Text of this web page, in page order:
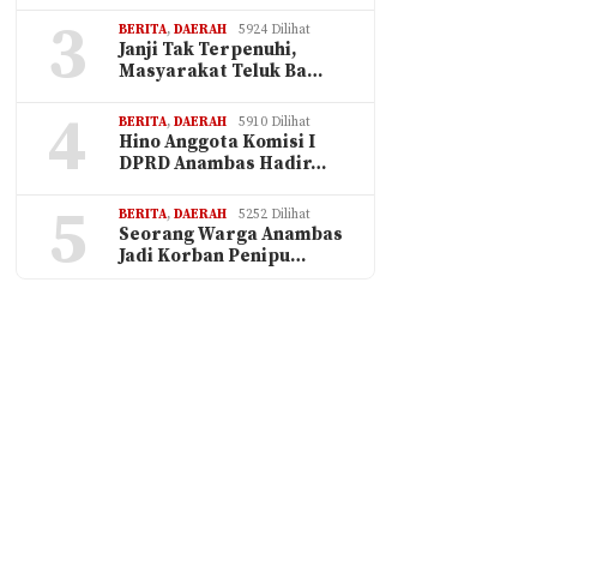
3 BERITA,DAERAH 5924 Dilihat
Janji Tak Terpenuhi,
Masyarakat Teluk Ba…
4 BERITA,DAERAH 5910 Dilihat
Hino Anggota Komisi I
DPRD Anambas Hadir…
5 BERITA,DAERAH 5252 Dilihat
Seorang Warga Anambas
Jadi Korban Penipu…